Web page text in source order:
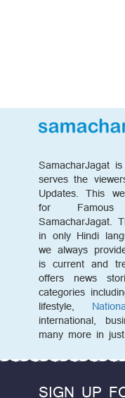
SamacharJagat
serves the
Updates. This
for Famous
SamacharJagat.
in only Hindi
we always
is current and
offers news
categories
lifestyle,
international,
many more in
SIGN UP